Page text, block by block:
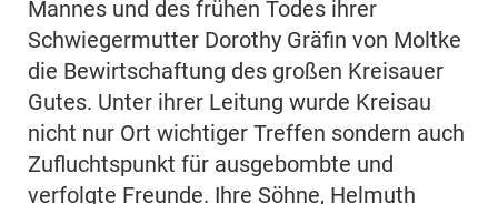
Mannes und des frühen Todes ihrer
Schwiegermutter Dorothy Gräfin von Moltke
die Bewirtschaftung des großen Kreisauer
Gutes. Unter ihrer Leitung wurde Kreisau
nicht nur Ort wichtiger Treffen sondern auch
Zufluchtspunkt für ausgebombte und
verfolgte Freunde. Ihre Söhne, Helmuth